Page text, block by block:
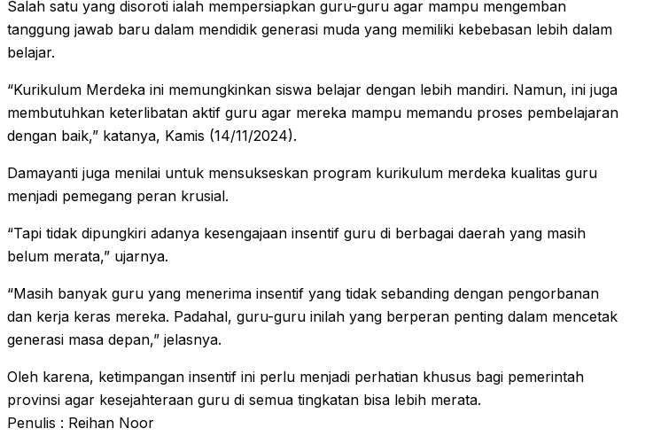
Salah satu yang disoroti ialah mempersiapkan guru-guru agar mampu mengemban
tanggung jawab baru dalam mendidik generasi muda yang memiliki kebebasan lebih dalam
belajar.
“Kurikulum Merdeka ini memungkinkan siswa belajar dengan lebih mandiri. Namun, ini juga
membutuhkan keterlibatan aktif guru agar mereka mampu memandu proses pembelajaran
dengan baik,” katanya, Kamis (14/11/2024).
Damayanti juga menilai untuk mensukseskan program kurikulum merdeka kualitas guru
menjadi pemegang peran krusial.
“Tapi tidak dipungkiri adanya kesengajaan insentif guru di berbagai daerah yang masih
belum merata,” ujarnya.
“Masih banyak guru yang menerima insentif yang tidak sebanding dengan pengorbanan
dan kerja keras mereka. Padahal, guru-guru inilah yang berperan penting dalam mencetak
generasi masa depan,” jelasnya.
Oleh karena, ketimpangan insentif ini perlu menjadi perhatian khusus bagi pemerintah
provinsi agar kesejahteraan guru di semua tingkatan bisa lebih merata.
Penulis : Reihan Noor